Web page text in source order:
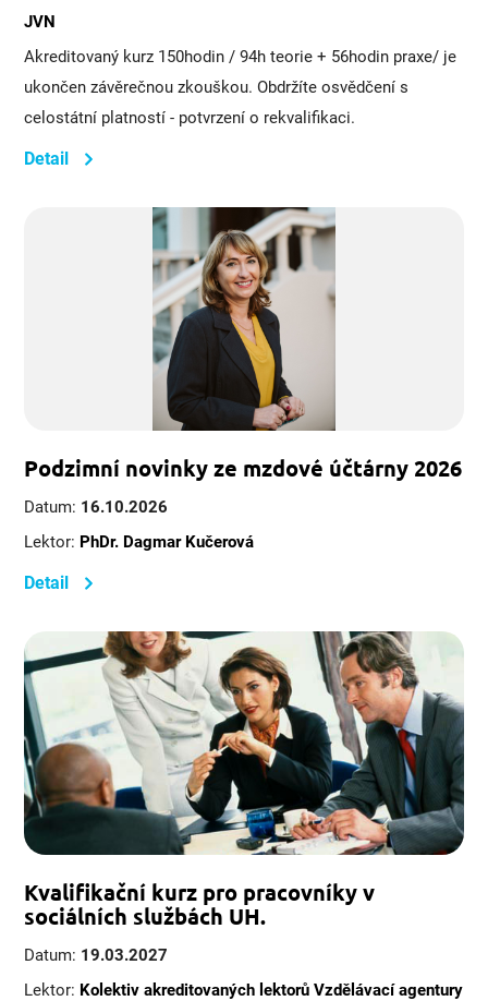
JVN
Akreditovaný kurz 150hodin / 94h teorie + 56hodin praxe/ je
ukončen závěrečnou zkouškou. Obdržíte osvědčení s
celostátní platností - potvrzení o rekvalifikaci.
Detail
Podzimní novinky ze mzdové účtárny 2026
Datum: 16.10.2026
Lektor: PhDr. Dagmar Kučerová
Detail
Kvalifikační kurz pro pracovníky v
sociálních službách UH.
Datum: 19.03.2027
Lektor: Kolektiv akreditovaných lektorů Vzdělávací agentury